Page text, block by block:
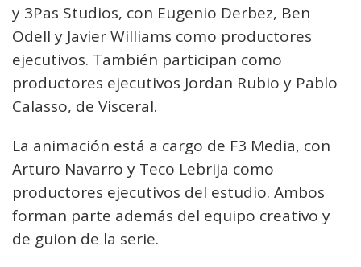
y 3Pas Studios, con Eugenio Derbez, Ben
Odell y Javier Williams como productores
ejecutivos. También participan como
productores ejecutivos Jordan Rubio y Pablo
Calasso, de Visceral.
La animación está a cargo de F3 Media, con
Arturo Navarro y Teco Lebrija como
productores ejecutivos del estudio. Ambos
forman parte además del equipo creativo y
de guion de la serie.